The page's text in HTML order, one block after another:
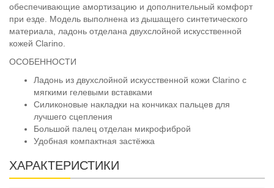
обеспечивающие амортизацию и дополнительный комфорт
при езде. Модель выполнена из дышащего синтетического
материала, ладонь отделана двухслойной искусственной
кожей Clarino.
ОСОБЕННОСТИ
Ладонь из двухслойной искусственной кожи Clarino с
мягкими гелевыми вставками
Силиконовые накладки на кончиках пальцев для
лучшего сцепления
Большой палец отделан микрофиброй
Удобная компактная застёжка
ХАРАКТЕРИСТИКИ